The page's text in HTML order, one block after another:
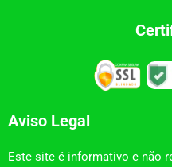
Aviso Legal
Este site é informativo e não